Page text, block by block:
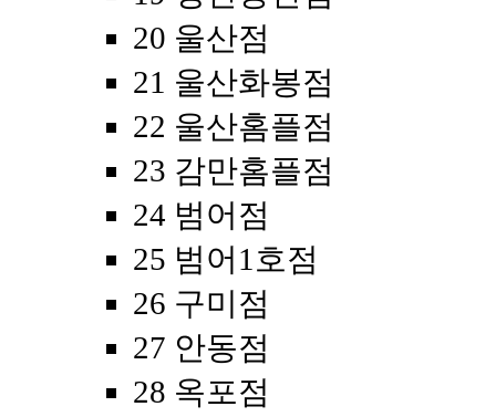
20 울산점
21 울산화봉점
22 울산홈플점
23 감만홈플점
24 범어점
25 범어1호점
26 구미점
27 안동점
28 옥포점